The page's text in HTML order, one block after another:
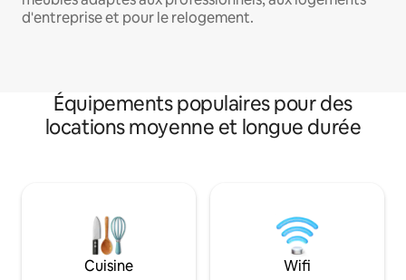
d'entreprise et pour le relogement.
Équipements populaires pour des
locations moyenne et longue durée
Cuisine Wifi